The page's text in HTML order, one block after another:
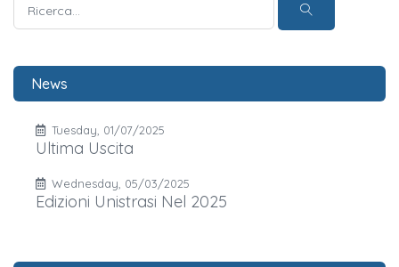
News
Tuesday, 01/07/2025
Ultima Uscita
Wednesday, 05/03/2025
Edizioni Unistrasi Nel 2025